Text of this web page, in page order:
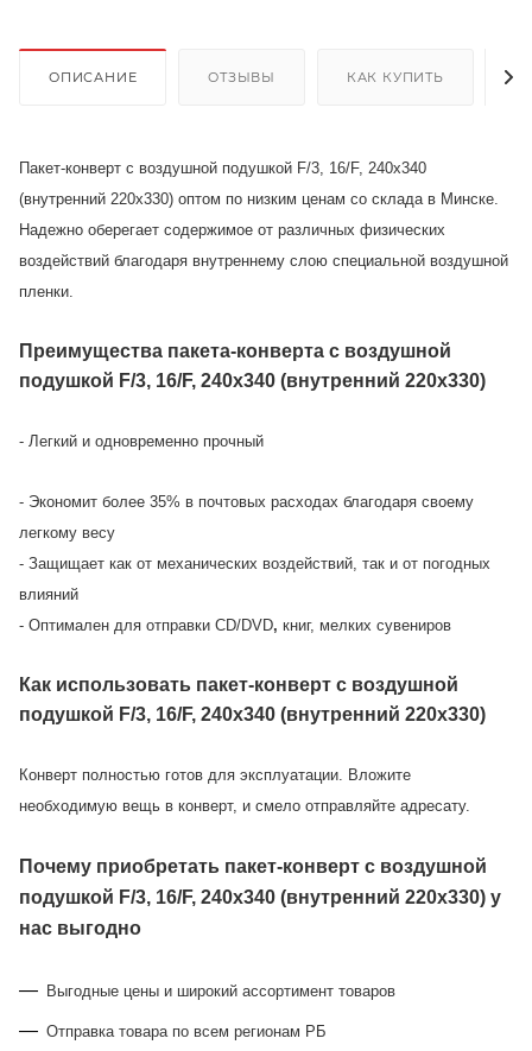
ОПИСАНИЕ ОТЗЫВЫ КАК КУПИТЬ
Пакет-конверт с воздушной подушкой F/3, 16/F, 240х340
(внутренний 220х330) оптом по низким ценам со склада в Минске.
Надежно оберегает содержимое от различных физических
воздействий благодаря внутреннему слою специальной воздушной
пленки.
Преимущества пакета-конверта с воздушной
подушкой F/3, 16/F, 240х340 (внутренний 220х330)
- Легкий и одновременно прочный
- Экономит более 35% в почтовых расходах благодаря своему
легкому весу
- Защищает как от механических воздействий, так и от погодных
влияний
- Оптимален для отправки CD/DVD, книг, мелких сувениров
Как использовать пакет-конверт с воздушной
подушкой F/3, 16/F, 240х340 (внутренний 220х330)
Конверт полностью готов для эксплуатации. Вложите
необходимую вещь в конверт, и смело отправляйте адресату.
Почему приобретать пакет-конверт с воздушной
подушкой F/3, 16/F, 240х340 (внутренний 220х330) у
нас выгодно
Выгодные цены и широкий ассортимент товаров
Отправка товара по всем регионам РБ